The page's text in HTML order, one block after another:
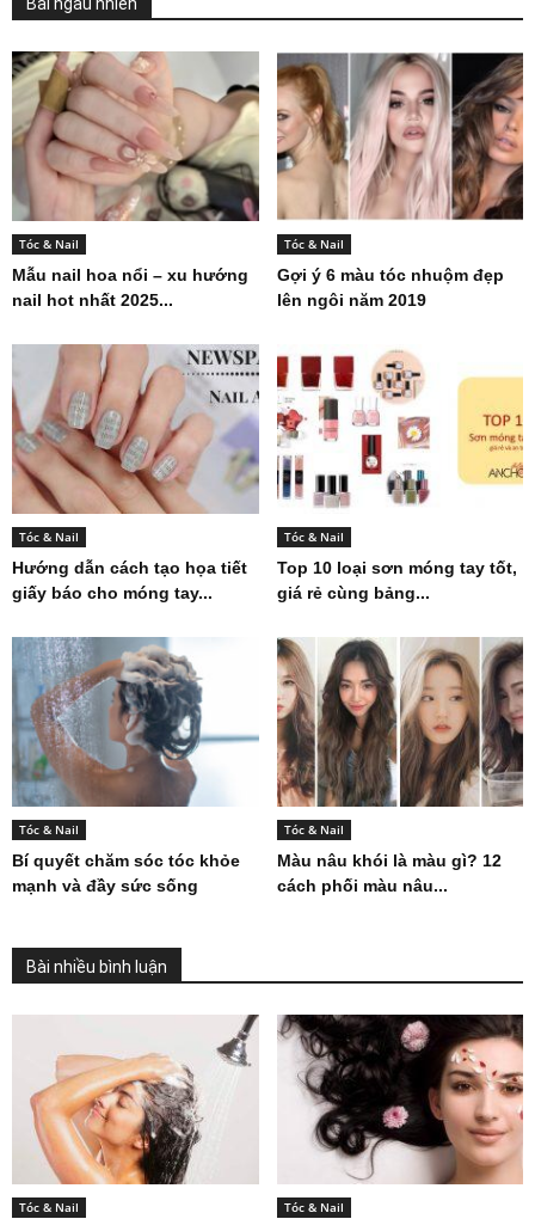
Tóc & Nail
Mẫu nail hoa nổi – xu hướng
nail hot nhất 2025...
Tóc & Nail
Gợi ý 6 màu tóc nhuộm đẹp
lên ngôi năm 2019
Tóc & Nail
Hướng dẫn cách tạo họa tiết
giấy báo cho móng tay...
Tóc & Nail
Top 10 loại sơn móng tay tốt,
giá rẻ cùng bảng...
Tóc & Nail
Bí quyết chăm sóc tóc khỏe
mạnh và đầy sức sống
Tóc & Nail
Màu nâu khói là màu gì? 12
cách phối màu nâu...
Bài nhiều bình luận
Tóc & Nail Tóc & Nail